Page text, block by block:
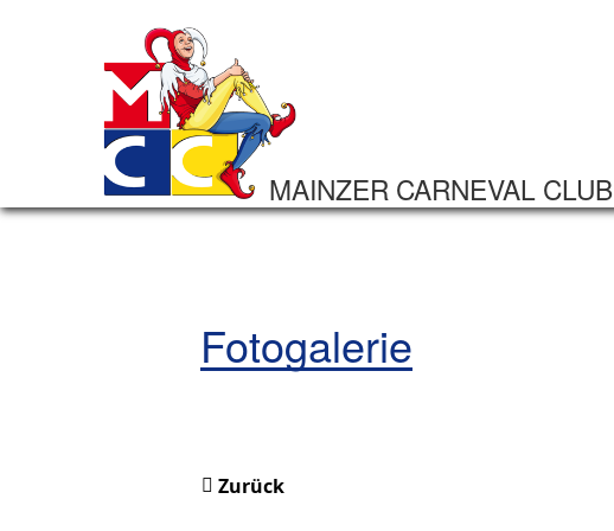
MAINZER CARNEVAL CLUB
Fotogalerie
Zurück